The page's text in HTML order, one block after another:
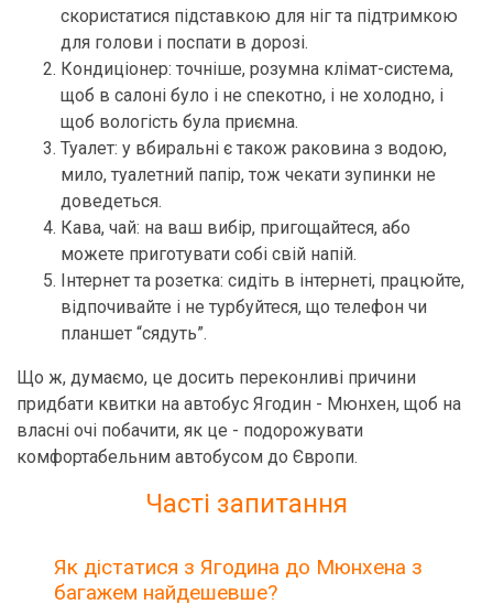
скористатися підставкою для ніг та підтримкою
для голови і поспати в дорозі.
Кондиціонер: точніше, розумна клімат-система,
щоб в салоні було і не спекотно, і не холодно, і
щоб вологість була приємна.
Туалет: у вбиральні є також раковина з водою,
мило, туалетний папір, тож чекати зупинки не
доведеться.
Кава, чай: на ваш вибір, пригощайтеся, або
можете приготувати собі свій напій.
Інтернет та розетка: сидіть в інтернеті, працюйте,
відпочивайте і не турбуйтеся, що телефон чи
планшет “сядуть”.
Що ж, думаємо, це досить переконливі причини
придбати квитки на автобус Ягодин - Мюнхен, щоб на
власні очі побачити, як це - подорожувати
комфортабельним автобусом до Європи.
Часті запитання
Як дістатися з Ягодина до Мюнхена з
багажем найдешевше?